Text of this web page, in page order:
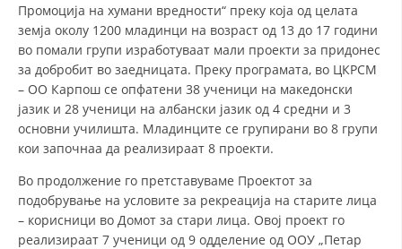
ПРИРАЧНИЦИ
СТРАТЕГИИ
ЕДУКАТИВНО ИНФОРМАТИВНИ МАТЕРИЈАЛИ
БРОШУРИ
ПОСТЕРИ
Промоција на хумани вредности“ преку која од целата
земја околу 1200 младинци на возраст од 13 до 17 години
во помали групи изработуваат мали проекти за придонес
за добробит во заедницата. Преку програмата, во ЦКРСМ
– ОО Карпош се опфатени 38 ученици на македонски
јазик и 28 ученици на албански јазик од 4 средни и 3
основни училишта. Младинците се групирани во 8 групи
кои започнаа да реализираат 8 проекти.
Во продолжение го претставуваме Проектот за
подобрување на условите за рекреација на старите лица
– корисници во Домот за стари лица. Овој проект го
реализираат 7 ученици од 9 одделение од ООУ „Петар